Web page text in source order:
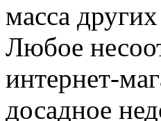
масса
Любое
интернет-
досадное